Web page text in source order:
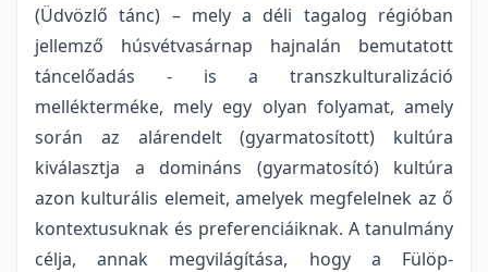
(Üdvözlő tánc) – mely a déli tagalog régióban
jellemző húsvétvasárnap hajnalán bemutatott
táncelőadás - is a transzkulturalizáció
mellékterméke, mely egy olyan folyamat, amely
során az alárendelt (gyarmatosított) kultúra
kiválasztja a domináns (gyarmatosító) kultúra
azon kulturális elemeit, amelyek megfelelnek az ő
kontextusuknak és preferenciáiknak. A tanulmány
célja, annak megvilágítása, hogy a Fülöp-